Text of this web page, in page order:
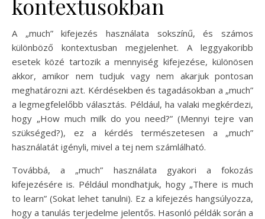
kontextusokban
A „much” kifejezés használata sokszínű, és számos
különböző kontextusban megjelenhet. A leggyakoribb
esetek közé tartozik a mennyiség kifejezése, különösen
akkor, amikor nem tudjuk vagy nem akarjuk pontosan
meghatározni azt. Kérdésekben és tagadásokban a „much”
a legmegfelelőbb választás. Például, ha valaki megkérdezi,
hogy „How much milk do you need?” (Mennyi tejre van
szükséged?), ez a kérdés természetesen a „much”
használatát igényli, mivel a tej nem számlálható.
Továbbá, a „much” használata gyakori a fokozás
kifejezésére is. Például mondhatjuk, hogy „There is much
to learn” (Sokat lehet tanulni). Ez a kifejezés hangsúlyozza,
hogy a tanulás terjedelme jelentős. Hasonló példák során a